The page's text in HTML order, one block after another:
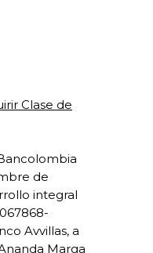
Clase de
de
integral
Avvillas, a
Marga